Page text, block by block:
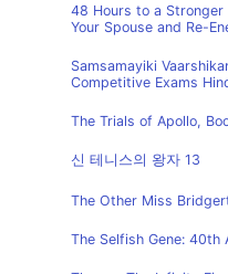
48 Hours to a Stronger
Your Spouse and Re-
Samsamayiki
Competitive Exams
The Trials of Apollo,
신 테니스의 왕자 13
The Other Miss
The Selfish Gene: 40th